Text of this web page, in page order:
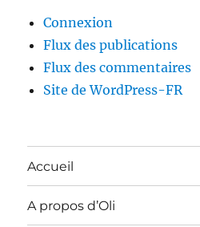
Connexion
Flux des publications
Flux des commentaires
Site de WordPress-FR
Accueil
A propos d’Oli